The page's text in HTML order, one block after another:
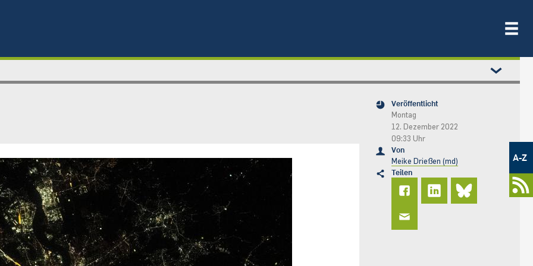
Metamenü
A-Z
Veröffentlicht
Montag
12. Dezember 2022
09:33 Uhr
Von
Meike Drießen (md)
Teilen